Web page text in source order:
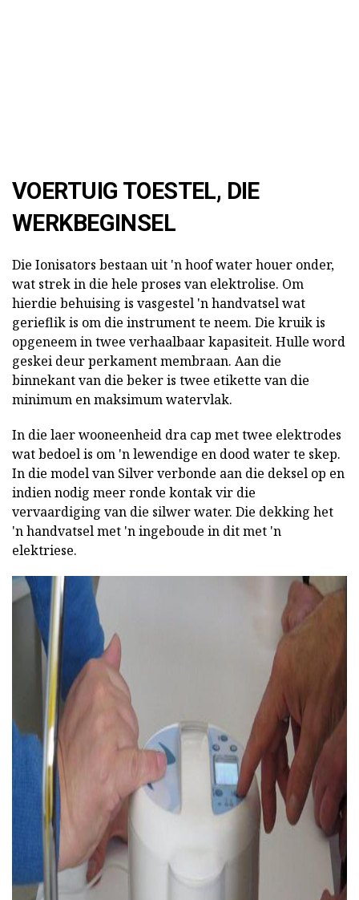
VOERTUIG TOESTEL, DIE
WERKBEGINSEL
Die Ionisators bestaan uit 'n hoof water houer onder,
wat strek in die hele proses van elektrolise. Om
hierdie behuising is vasgestel 'n handvatsel wat
gerieflik is om die instrument te neem. Die kruik is
opgeneem in twee verhaalbaar kapasiteit. Hulle word
geskei deur perkament membraan. Aan die
binnekant van die beker is twee etikette van die
minimum en maksimum watervlak.
In die laer wooneenheid dra cap met twee elektrodes
wat bedoel is om 'n lewendige en dood water te skep.
In die model van Silver verbonde aan die deksel op en
indien nodig meer ronde kontak vir die
vervaardiging van die silwer water. Die dekking het
'n handvatsel met 'n ingeboude in dit met 'n
elektriese.